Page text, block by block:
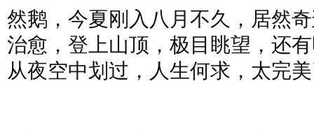
然鹅，今夏刚入八月不久，居然
治愈，登上山顶，极目眺望，还
从夜空中划过，人生何求，太完